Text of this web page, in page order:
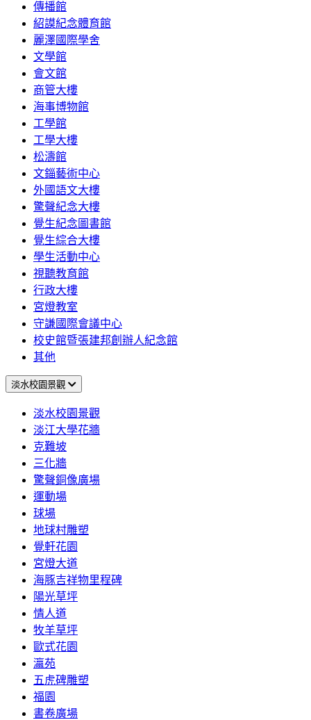
傳播館
紹謨紀念體育館
麗澤國際學舍
文學館
會文館
商管大樓
海事博物館
工學館
工學大樓
松濤館
文錙藝術中心
外國語文大樓
驚聲紀念大樓
覺生紀念圖書館
覺生綜合大樓
學生活動中心
視聽教育館
行政大樓
宮燈教室
守謙國際會議中心
校史館暨張建邦創辦人紀念館
其他
淡水校園景觀
淡水校園景觀
淡江大學花牆
克難坡
三化牆
驚聲銅像廣場
運動場
球場
地球村雕塑
覺軒花園
宮燈大道
海豚吉祥物里程碑
陽光草坪
情人道
牧羊草坪
歐式花園
瀛苑
五虎碑雕塑
福園
書卷廣場